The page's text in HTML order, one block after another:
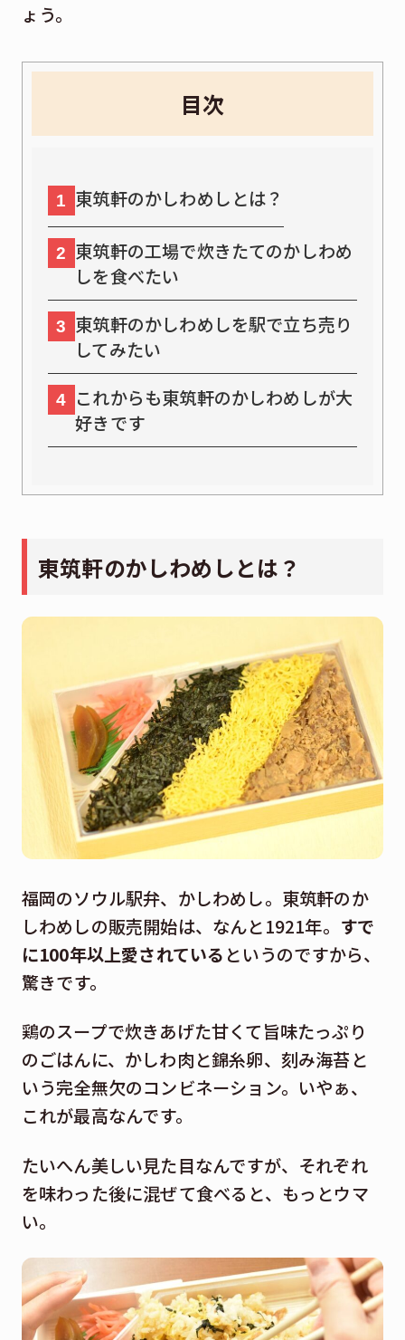
ょう。
目次
1 東筑軒のかしわめしとは？
2 東筑軒の工場で炊きたてのかしわめ
しを食べたい
3 東筑軒のかしわめしを駅で立ち売り
してみたい
4
これからも東筑軒のかしわめしが大
好きです
東筑軒のかしわめしとは？
福岡のソウル駅弁、かしわめし。東筑軒のか
しわめしの販売開始は、なんと1921年。 すで
に100年以上愛されている というのですから、
驚きです。
鶏のスープで炊きあげた甘くて旨味たっぷり
のごはんに、かしわ肉と錦糸卵、刻み海苔と
いう完全無欠のコンビネーション。いやぁ、
これが最高なんです。
たいへん美しい見た目なんですが、それぞれ
を味わった後に混ぜて食べると、もっとウマ
い。